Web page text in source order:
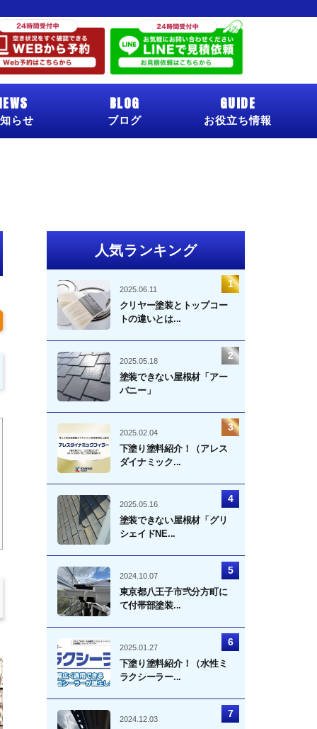
らせ
BLOG
ブログ
GUIDE
お役立ち情報
人気ランキング
2025.06.11
クリヤー塗装とトップコー
トの違いとは...
2025.05.18
塗装できない屋根材「アー
バニー」
2025.02.04
下塗り塗料紹介！（アレス
ダイナミック...
2025.05.16
塗装できない屋根材「グリ
シェイドNE...
2024.10.07
東京都八王子市弐分方町に
て付帯部塗装...
2025.01.27
下塗り塗料紹介！（水性ミ
ラクシーラー...
2024.12.03